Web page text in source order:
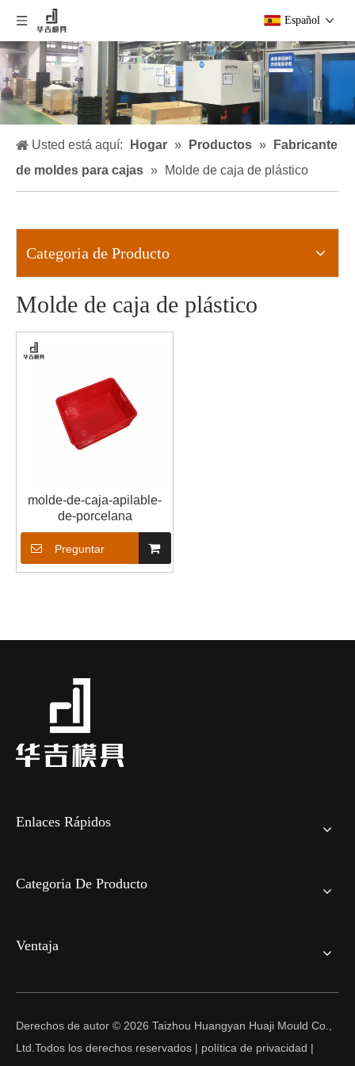
Español
Usted está aquí: Hogar » Productos »
Fabricante
de moldes para cajas » Molde de caja de plástico
Categoria de Producto
Molde de caja de plástico
molde-de-caja-apilable-
de-porcelana
Preguntar
Enlaces Rápidos
Categoria De Producto
Ventaja
Derechos de autor © 2026 Taizhou Huangyan Huaji Mould Co.,
Ltd.Todos los derechos reservados | política de privacidad |